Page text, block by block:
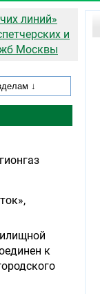
линий»
и
Москвы
к